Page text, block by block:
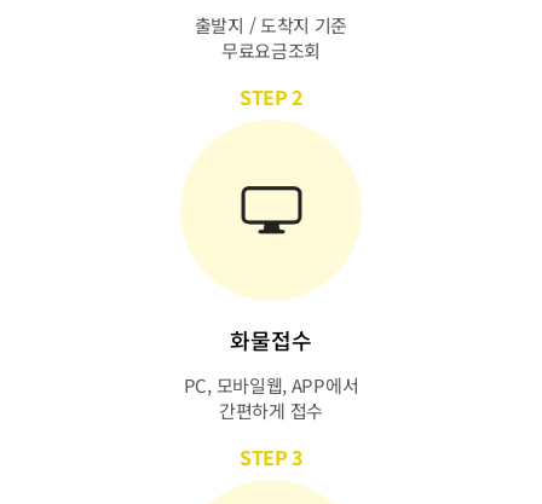
출발지 / 도착지 기준
무료요금조회
STEP 2
화물접수
PC, 모바일웹, APP에서
간편하게 접수
STEP 3